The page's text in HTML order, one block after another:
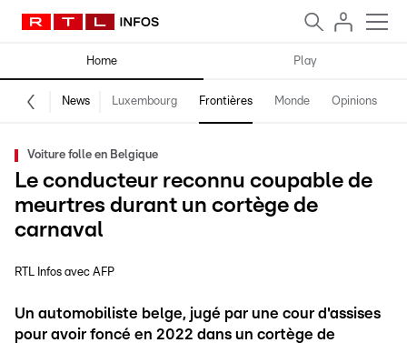
Home Play
News Luxembourg Frontières Monde Opinions
Voiture folle en Belgique
Le conducteur reconnu coupable de
meurtres durant un cortège de
carnaval
RTL Infos avec AFP
Un automobiliste belge, jugé par une cour d'assises
pour avoir foncé en 2022 dans un cortège de